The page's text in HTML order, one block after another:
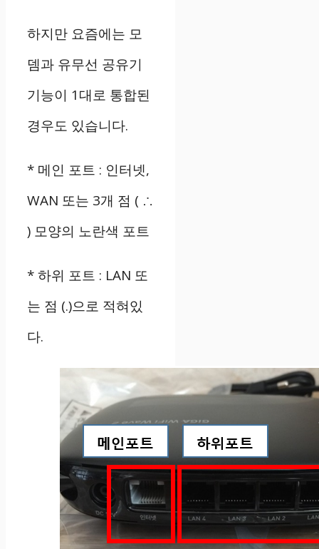
하지만 요즘에는 모
뎀과 유무선 공유기
기능이 1대로 통합된
경우도 있습니다.
* 메인 포트 : 인터넷,
WAN 또는 3개 점 ( ∴
) 모양의 노란색 포트
*하위 포트 : LAN 또
는 점 (.)으로 적혀있
다.